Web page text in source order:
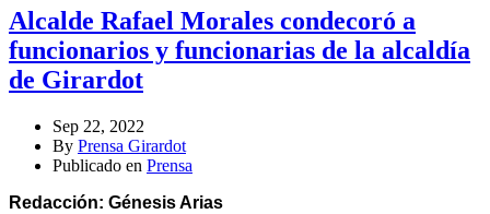
Alcalde Rafael Morales condecoró a
funcionarios y funcionarias de la alcaldía
de Girardot
Sep 22, 2022
By Prensa Girardot
Publicado en Prensa
Redacción: Génesis Arias